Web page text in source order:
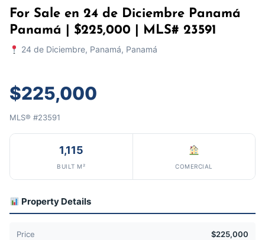
For Sale en 24 de Diciembre Panamá
Panamá | $225,000 | MLS# 23591
24 de Diciembre, Panamá, Panamá
$225,000
MLS® #23591
1,115
BUILT M² COMERCIAL
Property Details
Price $225,000